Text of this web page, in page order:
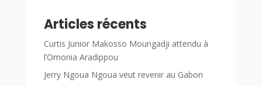
Articles récents
Curtis Junior Makosso Moungadji attendu à
l’Omonia Aradippou
Jerry Ngoua Ngoua veut revenir au Gabon